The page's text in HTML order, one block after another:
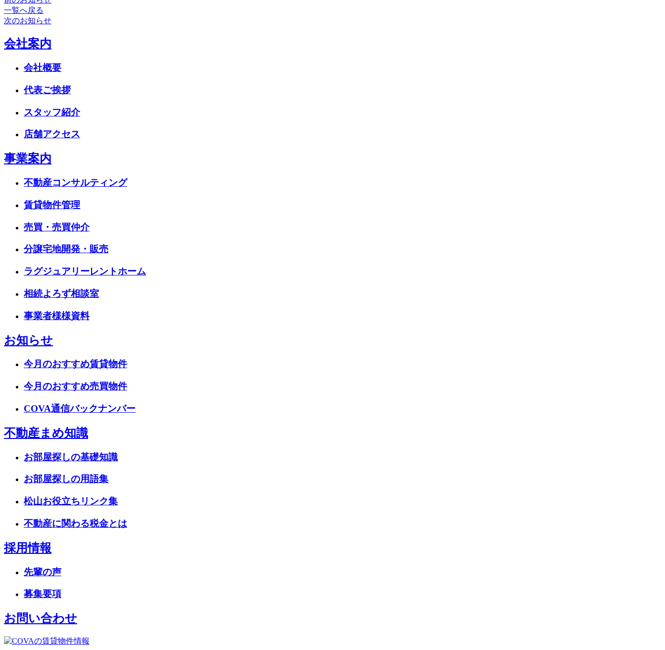
一覧へ戻る
次のお知らせ
会社案内
会社概要
代表ご挨拶
スタッフ紹介
店舗アクセス
事業案内
不動産コンサルティング
賃貸物件管理
売買・売買仲介
分譲宅地開発・販売
ラグジュアリーレントホーム
相続よろず相談室
事業者様様資料
お知らせ
今月のおすすめ賃貸物件
今月のおすすめ売買物件
COVA通信バックナンバー
不動産まめ知識
お部屋探しの基礎知識
お部屋探しの用語集
松山お役立ちリンク集
不動産に関わる税金とは
採用情報
先輩の声
募集要項
お問い合わせ